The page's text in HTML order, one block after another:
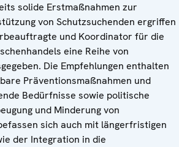
solide Erstmaßnahmen zur
von Schutzsuchenden ergriffen
und Koordinator für die
eine Reihe von
Die Empfehlungen enthalten
Präventionsmaßnahmen und
Bedürfnisse sowie politische
und Minderung von
sich auch mit längerfristigen
der Integration in die